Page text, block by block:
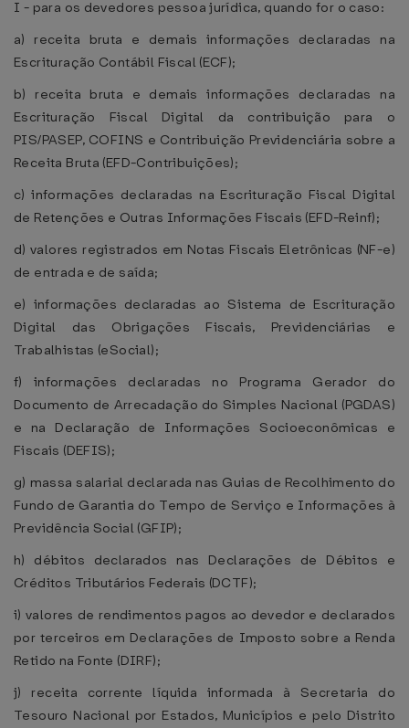
I - para os devedores pessoa jurídica, quando for o caso:
a) receita bruta e demais informações declaradas na
Escrituração Contábil Fiscal (ECF);
b) receita bruta e demais informações declaradas na
Escrituração Fiscal Digital da contribuição para o
PIS/PASEP, COFINS e Contribuição Previdenciária sobre a
Receita Bruta (EFD-Contribuições);
c) informações declaradas na Escrituração Fiscal Digital
de Retenções e Outras Informações Fiscais (EFD-Reinf);
d) valores registrados em Notas Fiscais Eletrônicas (NF-e)
de entrada e de saída;
e) informações declaradas ao Sistema de Escrituração
Digital das Obrigações Fiscais, Previdenciárias e
Trabalhistas (eSocial);
f) informações declaradas no Programa Gerador do
Documento de Arrecadação do Simples Nacional (PGDAS)
e na Declaração de Informações Socioeconômicas e
Fiscais (DEFIS);
g) massa salarial declarada nas Guias de Recolhimento do
Fundo de Garantia do Tempo de Serviço e Informações à
Previdência Social (GFIP);
h) débitos declarados nas Declarações de Débitos e
Créditos Tributários Federais (DCTF);
i) valores de rendimentos pagos ao devedor e declarados
por terceiros em Declarações de Imposto sobre a Renda
Retido na Fonte (DIRF);
j) receita corrente líquida informada à Secretaria do
Tesouro Nacional por Estados, Municípios e pelo Distrito